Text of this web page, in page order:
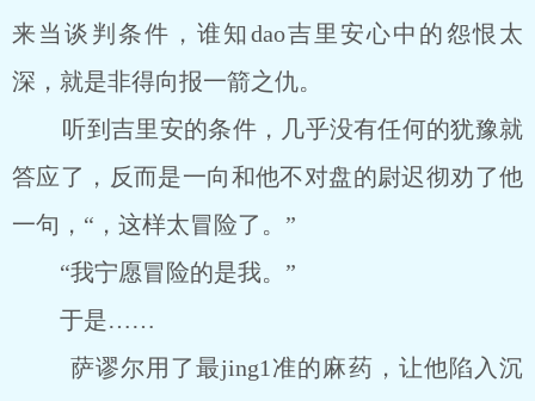
来当谈判条件，谁知dao吉里安心中的怨恨太
深，就是非得向报一箭之仇。
听到吉里安的条件，几乎没有任何的犹豫就
答应了，反而是一向和他不对盘的尉迟彻劝了他
一句，“，这样太冒险了。”
“我宁愿冒险的是我。”
于是……
萨谬尔用了最jing1准的麻药，让他陷入沉